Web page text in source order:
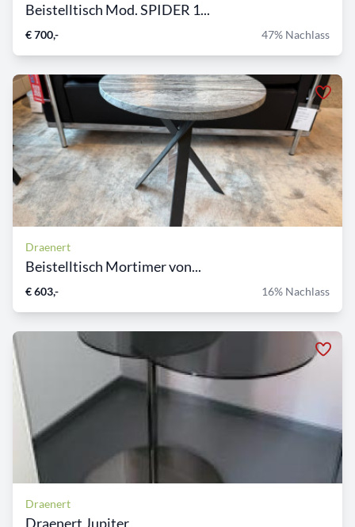
Beistelltisch Mod. SPIDER 1...
€ 700,- 47% Nachlass
Draenert
Beistelltisch Mortimer von...
€ 603,- 16% Nachlass
Draenert
Draenert Jupiter